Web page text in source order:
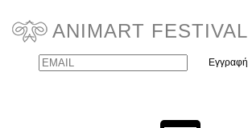
ANIMART FESTIVAL
Email Name